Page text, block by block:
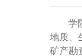
学
地质、
矿产勘